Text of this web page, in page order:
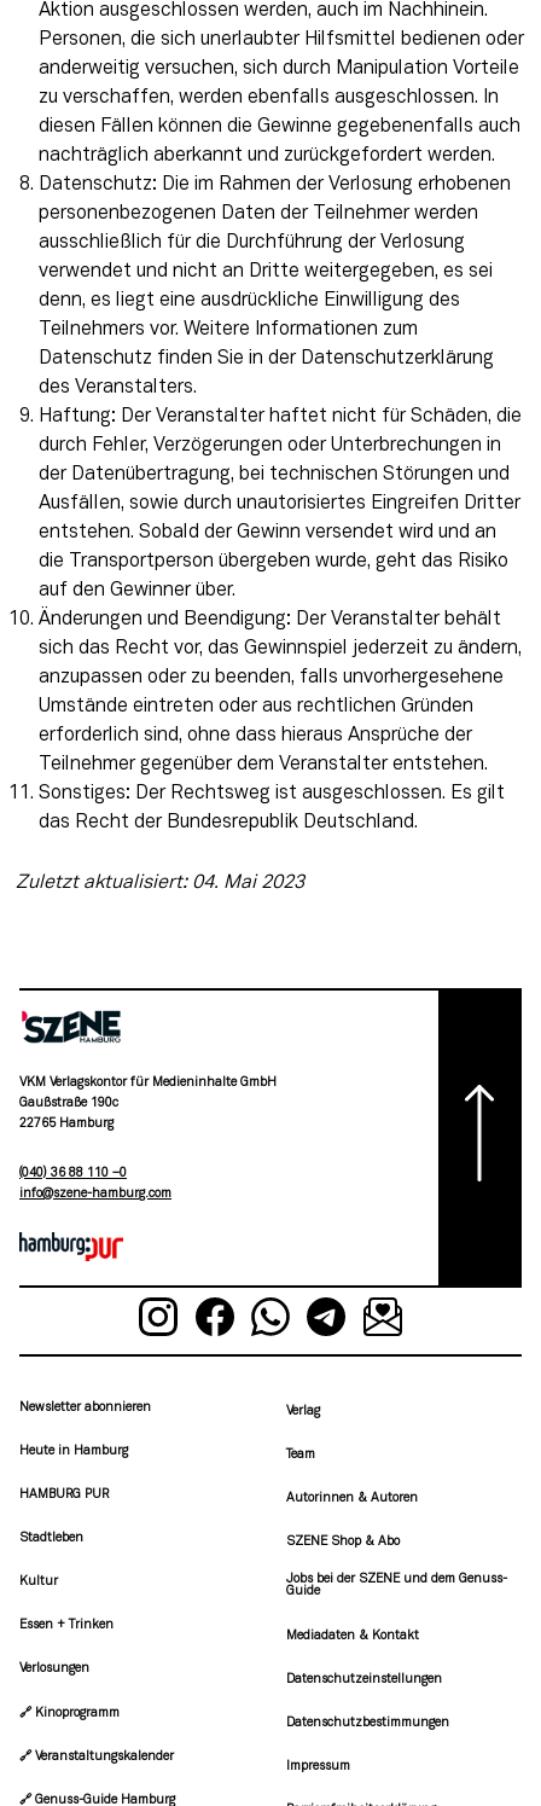
Aktion ausgeschlossen werden, auch im Nachhinein.
Personen, die sich unerlaubter Hilfsmittel bedienen oder
anderweitig versuchen, sich durch Manipulation Vorteile
zu verschaffen, werden ebenfalls ausgeschlossen. In
diesen Fällen können die Gewinne gegebenenfalls auch
nachträglich aberkannt und zurückgefordert werden.
Datenschutz: Die im Rahmen der Verlosung erhobenen
personenbezogenen Daten der Teilnehmer werden
ausschließlich für die Durchführung der Verlosung
verwendet und nicht an Dritte weitergegeben, es sei
denn, es liegt eine ausdrückliche Einwilligung des
Teilnehmers vor. Weitere Informationen zum
Datenschutz finden Sie in der Datenschutzerklärung
des Veranstalters.
Haftung: Der Veranstalter haftet nicht für Schäden, die
durch Fehler, Verzögerungen oder Unterbrechungen in
der Datenübertragung, bei technischen Störungen und
Ausfällen, sowie durch unautorisiertes Eingreifen Dritter
entstehen. Sobald der Gewinn versendet wird und an
die Transportperson übergeben wurde, geht das Risiko
auf den Gewinner über.
Änderungen und Beendigung: Der Veranstalter behält
sich das Recht vor, das Gewinnspiel jederzeit zu ändern,
anzupassen oder zu beenden, falls unvorhergesehene
Umstände eintreten oder aus rechtlichen Gründen
erforderlich sind, ohne dass hieraus Ansprüche der
Teilnehmer gegenüber dem Veranstalter entstehen.
Sonstiges: Der Rechtsweg ist ausgeschlossen. Es gilt
das Recht der Bundesrepublik Deutschland.
Zuletzt aktualisiert: 04. Mai 2023
VKM Verlagskontor für Medieninhalte GmbH
Gaußstraße 190c
22765 Hamburg
(040) 36 88 110 –0
moc.grubmah-enezs@ofni
Newsletter abonnieren
Heute in Hamburg
HAMBURG PUR
Stadtleben
Kultur
Essen + Trinken
Verlosungen
🔗 Kinoprogramm
🔗 Veranstaltungskalender
🔗 Genuss-Guide Hamburg
Verlag
Team
Autorinnen & Autoren
SZENE Shop & Abo
Jobs bei der SZENE und dem Genuss-
Guide
Mediadaten & Kontakt
Datenschutzeinstellungen
Datenschutzbestimmungen
Impressum